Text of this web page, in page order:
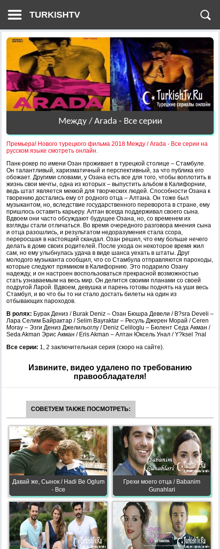
TURKISHTV
Между / Arada - Все серии
Премьера! Нового турецкого фильма 2018 Между / Arada - Все серии на
русском языке смотреть онлайн.
Панк-рокер по имени Озан проживает в турецкой столице – Стамбуле.
Он талантливый, харизматичный и перспективный, за что публика его
обожает. Другими словами, у Озана есть все для того, чтобы воплотить в
жизнь свои мечты, одна из которых – выпустить альбом в Калифорнии,
ведь штат является меккой для творческих людей. Способности Озана к
творению достались ему от родного отца – Алтана. Он тоже был
музыкантом, но, вследствие государственного переворота в стране, ему
пришлось оставить карьеру. Алтан всегда поддерживал своего сына.
Вдвоем они часто обсуждают будущее Озана, но, со временем их
взгляды стали отличаться. Во время очередного разговора мнения сына
и отца разошлись, и результатом недоразумения стала ссора,
переросшая в настоящий скандал. Озан решил, что ему больше нечего
делать в доме своих родителей. После ухода он некоторое время жил
сам, но ему улыбнулась удача в виде шанса уехать в штаты. Друг
молодого музыканта сообщил, что со Стамбула отправляются пароходы,
которые следуют прямиком в Калифорнию. Это подарило Озану
надежду, и он настроен воспользоваться прекрасной возможностью
стать узнаваемым на весь мир. Он делится своими планами со своей
подругой Ларой. Вдвоем, девушка и парень готовы поднять на уши весь
Стамбул, и во что бы то ни стало достать билеты на один из
отбывающих пароходов.
В ролях: Бурак Дениз / Burak Deniz – Озан Бюшра Девели / B?sra Develi –
Лара Селим Байрактар / Selim Bayraktar – Ресуль Джерен Морай / Ceren
Moray – Эзги Дениз Джелильоглу / Deniz Celiloglu – Бюлент Седа Акман /
Seda Akman Эрис Акман / Eris Akman – Алтан Юксель Унал / Y?ksel ?nal
Все серии: 1, 2 заключительная серия (скоро на сайте).
Извините, видео удалено по требованию
правообладателя!
СОВЕТУЕМ ТАКЖЕ ПОСМОТРЕТЬ:
Давай же, Сынок / Hadi Be Oglum
- Все
Грехи моего отца / Babanim
Gunahlari